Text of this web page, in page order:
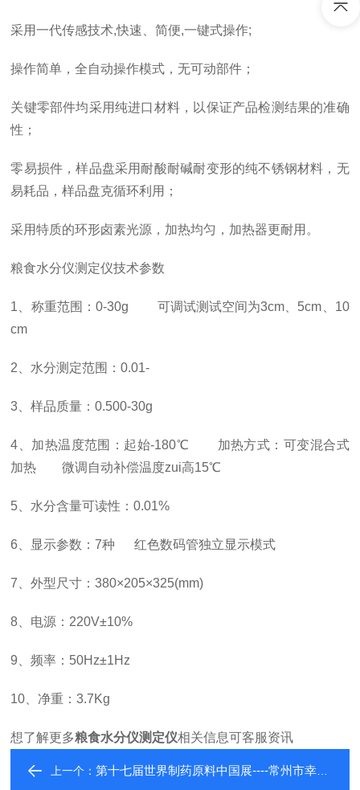
采用一代传感技术,快速、简便,一键式操作;
操作简单，全自动操作模式，无可动部件；
关键零部件均采用纯进口材料，以保证产品检测结果的准确
性；
零易损件，样品盘采用耐酸耐碱耐变形的纯不锈钢材料，无
易耗品，样品盘克循环利用；
采用特质的环形卤素光源，加热均匀，加热器更耐用。
粮食水分仪测定仪技术参数
1、称重范围：0-30g 可调试测试空间为3cm、5cm、10
cm
2、水分测定范围：0.01-
3、样品质量：0.500-30g
4、加热温度范围：起始-180℃ 加热方式：可变混合式
加热 微调自动补偿温度zui高15℃
5、水分含量可读性：0.01%
6、显示参数：7种 红色数码管独立显示模式
7、外型尺寸：380×205×325(mm)
8、电源：220V±10%
9、频率：50Hz±1Hz
10、净重：3.7Kg
想了解更多粮食水分仪测定仪相关信息可客服资讯
上一个：第十七届世界制药原料中国展----常州市幸运电子设备有限公司